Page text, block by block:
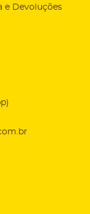
e Devoluções